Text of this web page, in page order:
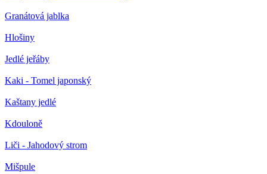
Granátová jablka
Hlošiny
Jedlé jeřáby
Kaki - Tomel japonský
Kaštany jedlé
Kdouloně
Liči - Jahodový strom
Mišpule